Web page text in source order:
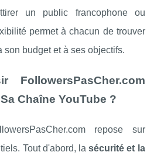
un public francophone ou
permet à chacun de trouver
son budget et à ses objectifs.
FollowersPasCher.com
Chaîne YouTube ?
repose sur
Tout d'abord, lasécurité et la